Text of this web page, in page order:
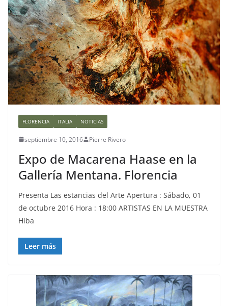
FLORENCIA ITALIA NOTICIAS
septiembre 10, 2016 Pierre Rivero
Expo de Macarena Haase en la
Gallería Mentana. Florencia
Presenta Las estancias del Arte Apertura : Sábado, 01
de octubre 2016 Hora : 18:00 ARTISTAS EN LA MUESTRA
Hiba
Leer más